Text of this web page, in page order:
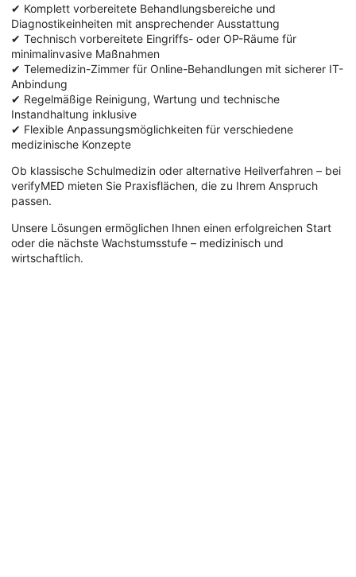
✔ Komplett vorbereitete Behandlungsbereiche und
Diagnostikeinheiten mit ansprechender Ausstattung
✔ Technisch vorbereitete Eingriffs- oder OP-Räume für
minimalinvasive Maßnahmen
✔ Telemedizin-Zimmer für Online-Behandlungen mit sicherer IT-
Anbindung
✔ Regelmäßige Reinigung, Wartung und technische
Instandhaltung inklusive
✔ Flexible Anpassungsmöglichkeiten für verschiedene
medizinische Konzepte
Ob klassische Schulmedizin oder alternative Heilverfahren – bei
verifyMED mieten Sie Praxisflächen, die zu Ihrem Anspruch
passen.
Unsere Lösungen ermöglichen Ihnen einen erfolgreichen Start
oder die nächste Wachstumsstufe – medizinisch und
wirtschaftlich.